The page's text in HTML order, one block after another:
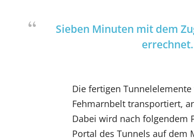
Sieben Minuten mit dem
Die fertigen
Fehmarnbelt transportiert,
Dabei wird nach folgendem
Portal des Tunnels auf dem